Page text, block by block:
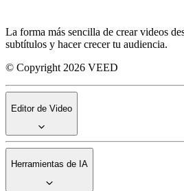
La forma más sencilla de crear videos
subtítulos y hacer crecer tu audiencia.
© Copyright 2026 VEED
Editor de Video
Herramientas de IA